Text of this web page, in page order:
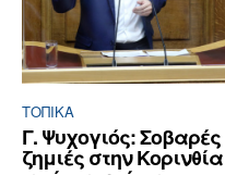
ΤΟΠΙΚΑ
Γ. Ψυχογιός: Σοβαρές
ζημιές στην Κορινθία